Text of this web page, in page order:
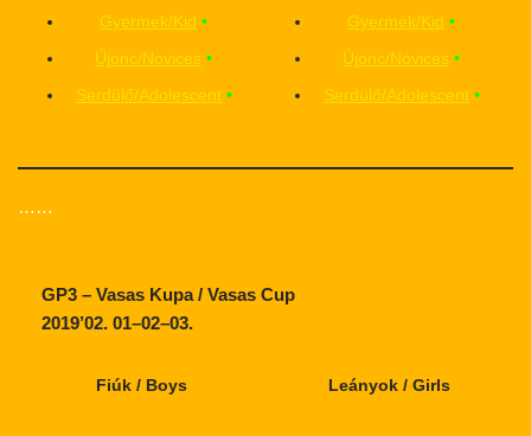
Gyermek/Kid •
Újonc/Novices •
Serdülő/Adolescent•
Gyermek/Kid •
Újonc/Novices •
Serdülő/Adolescent •
……
GP3 – Vasas Kupa / Vasas Cup
2019’02. 01–02–03.
Fiúk / Boys Leányok / Girls